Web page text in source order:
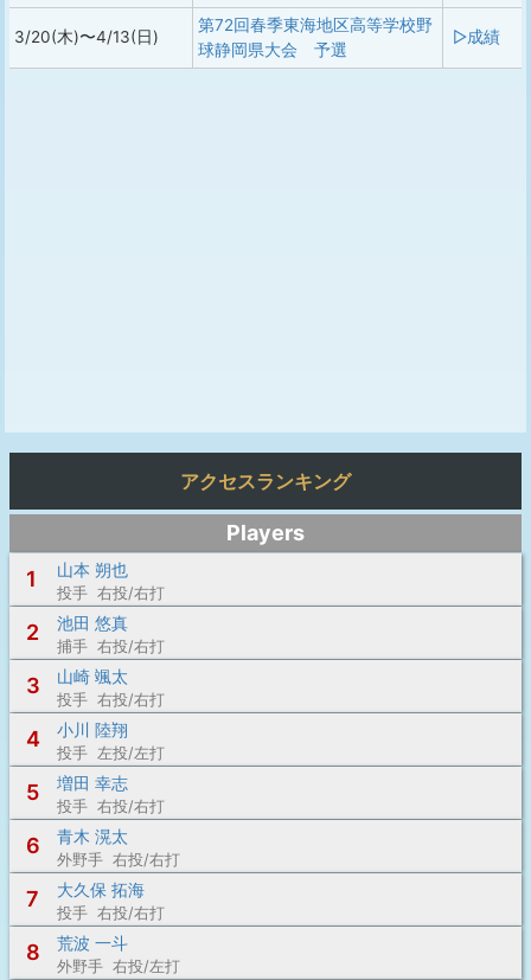
3/20(木)〜4/13(日)
第72回春季東海地区高等学校野
球静岡県大会 予選
▷成績
アクセスランキング
Players
1
山本 朔也
投手 右投/右打
2 池田 悠真
捕手 右投/右打
3 山崎 颯太
投手 右投/右打
4 小川 陸翔
投手 左投/左打
5 増田 幸志
投手 右投/右打
6 青木 滉太
外野手 右投/右打
7 大久保 拓海
投手 右投/右打
8 荒波 一斗
外野手 右投/左打